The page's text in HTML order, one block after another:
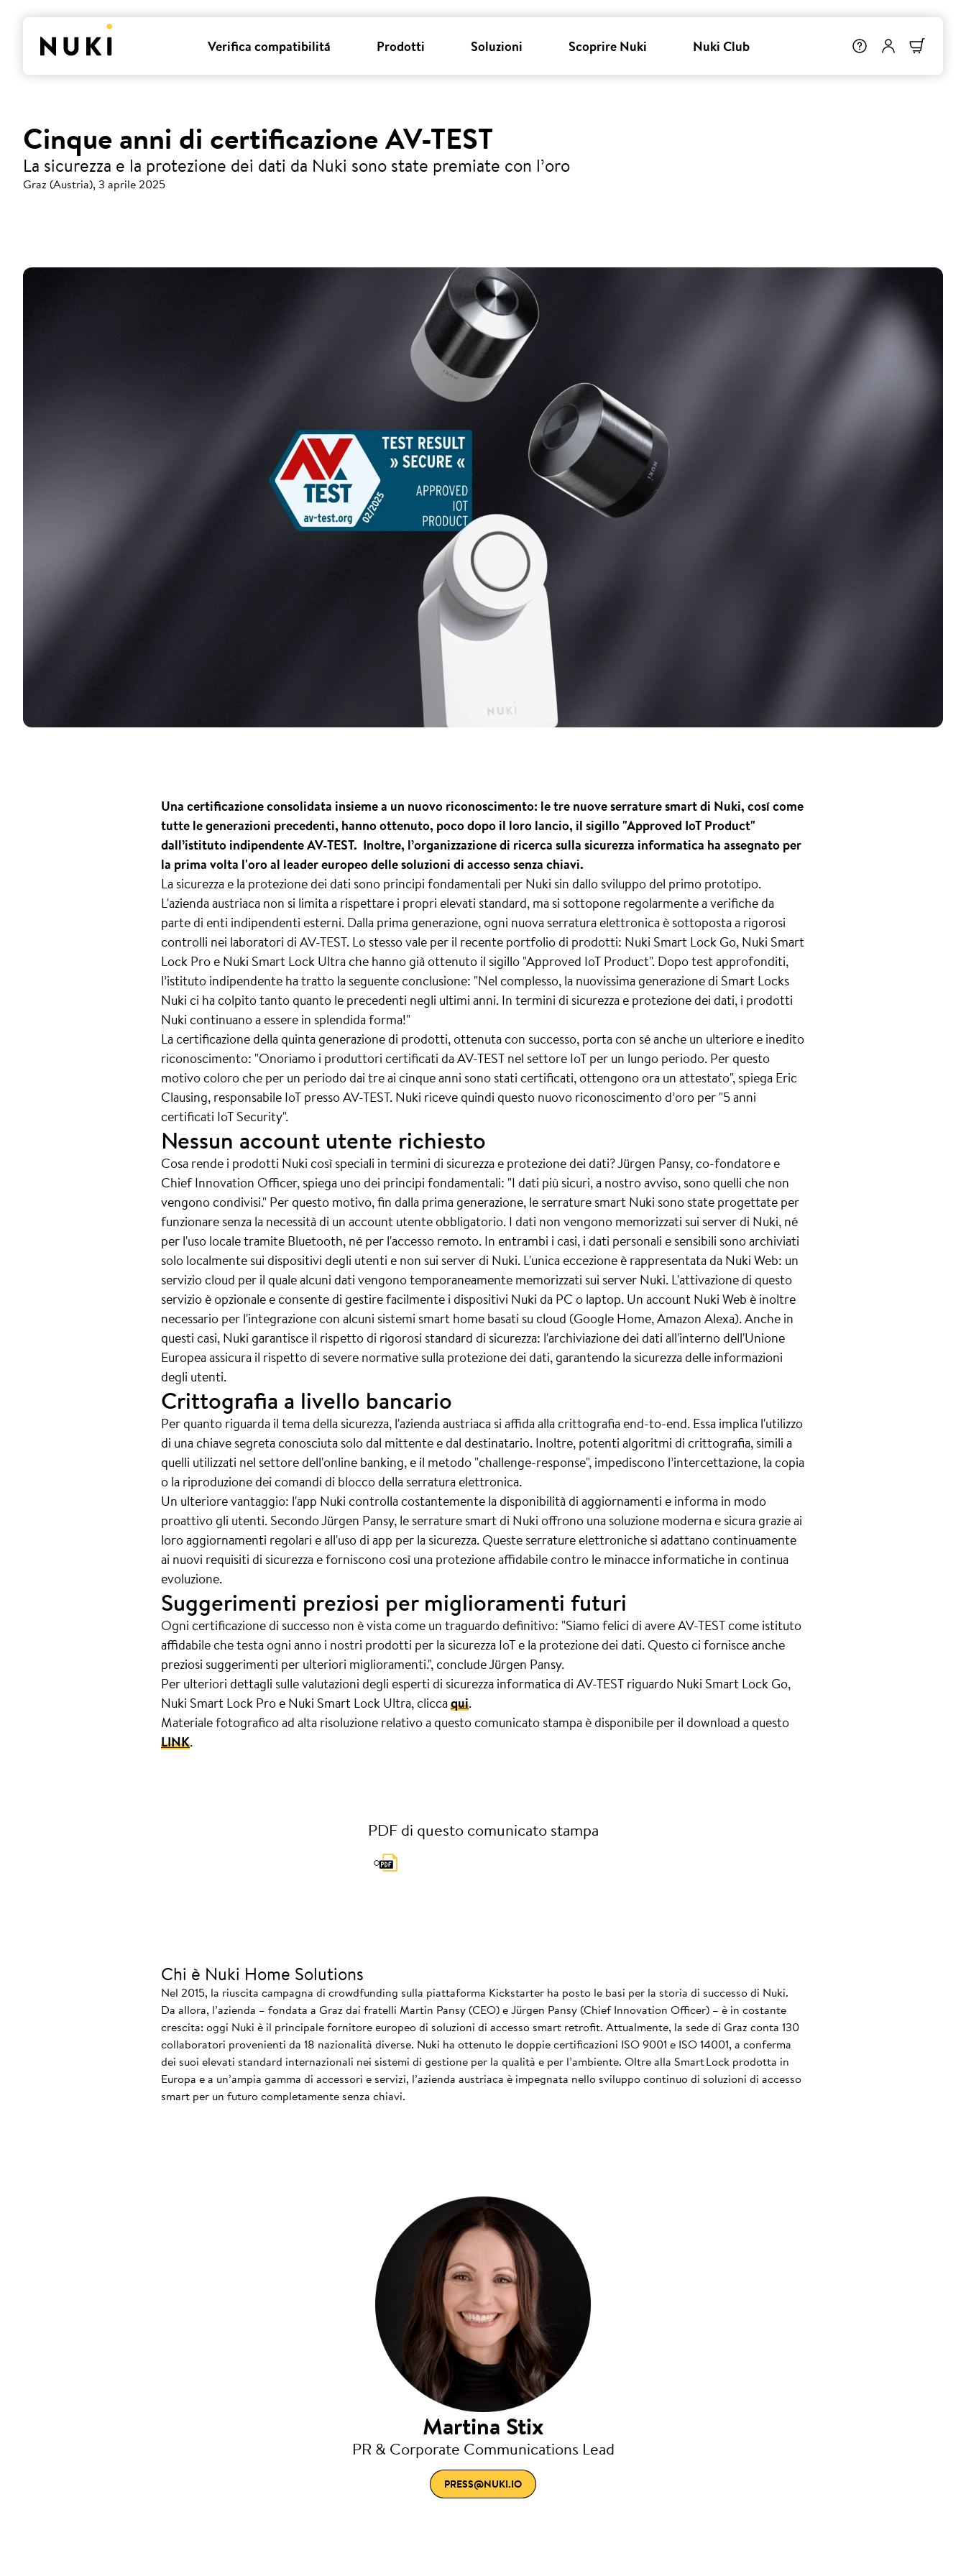
Verifica compatibilitá Prodotti Soluzioni Scoprire Nuki Nuki Club
Cinque anni di certificazione AV-TEST
La sicurezza e la protezione dei dati da Nuki sono state premiate con l’oro
Graz (Austria), 3 aprile 2025
Una certificazione consolidata insieme a un nuovo riconoscimento: le tre nuove serrature smart di Nuki, cosí come
tutte le generazioni precedenti, hanno ottenuto, poco dopo il loro lancio, il sigillo "Approved IoT Product"
dall’istituto indipendente AV-TEST. Inoltre, l’organizzazione di ricerca sulla sicurezza informatica ha assegnato per
la prima volta l'oro al leader europeo delle soluzioni di accesso senza chiavi.
La sicurezza e la protezione dei dati sono principi fondamentali per Nuki sin dallo sviluppo del primo prototipo.
L'azienda austriaca non si limita a rispettare i propri elevati standard, ma si sottopone regolarmente a verifiche da
parte di enti indipendenti esterni. Dalla prima generazione, ogni nuova serratura elettronica è sottoposta a rigorosi
controlli nei laboratori di AV-TEST. Lo stesso vale per il recente portfolio di prodotti: Nuki Smart Lock Go, Nuki Smart
Lock Pro e Nuki Smart Lock Ultra che hanno già ottenuto il sigillo "Approved IoT Product". Dopo test approfonditi,
l’istituto indipendente ha tratto la seguente conclusione: "Nel complesso, la nuovissima generazione di Smart Locks
Nuki ci ha colpito tanto quanto le precedenti negli ultimi anni. In termini di sicurezza e protezione dei dati, i prodotti
Nuki continuano a essere in splendida forma!"
La certificazione della quinta generazione di prodotti, ottenuta con successo, porta con sé anche un ulteriore e inedito
riconoscimento: "Onoriamo i produttori certificati da AV-TEST nel settore IoT per un lungo periodo. Per questo
motivo coloro che per un periodo dai tre ai cinque anni sono stati certificati, ottengono ora un attestato", spiega Eric
Clausing, responsabile IoT presso AV-TEST. Nuki riceve quindi questo nuovo riconoscimento d’oro per "5 anni
certificati IoT Security".
Nessun account utente richiesto
Cosa rende i prodotti Nuki così speciali in termini di sicurezza e protezione dei dati? Jürgen Pansy, co-fondatore e
Chief Innovation Officer, spiega uno dei principi fondamentali: "I dati più sicuri, a nostro avviso, sono quelli che non
vengono condivisi." Per questo motivo, fin dalla prima generazione, le serrature smart Nuki sono state progettate per
funzionare senza la necessità di un account utente obbligatorio. I dati non vengono memorizzati sui server di Nuki, né
per l'uso locale tramite Bluetooth, né per l'accesso remoto. In entrambi i casi, i dati personali e sensibili sono archiviati
solo localmente sui dispositivi degli utenti e non sui server di Nuki. L'unica eccezione è rappresentata da Nuki Web: un
servizio cloud per il quale alcuni dati vengono temporaneamente memorizzati sui server Nuki. L'attivazione di questo
servizio è opzionale e consente di gestire facilmente i dispositivi Nuki da PC o laptop. Un account Nuki Web è inoltre
necessario per l'integrazione con alcuni sistemi smart home basati su cloud (Google Home, Amazon Alexa). Anche in
questi casi, Nuki garantisce il rispetto di rigorosi standard di sicurezza: l'archiviazione dei dati all'interno dell'Unione
Europea assicura il rispetto di severe normative sulla protezione dei dati, garantendo la sicurezza delle informazioni
degli utenti.
Crittografia a livello bancario
Per quanto riguarda il tema della sicurezza, l'azienda austriaca si affida alla crittografia end-to-end. Essa implica l'utilizzo
di una chiave segreta conosciuta solo dal mittente e dal destinatario. Inoltre, potenti algoritmi di crittografia, simili a
quelli utilizzati nel settore dell'online banking, e il metodo "challenge-response", impediscono l’intercettazione, la copia
o la riproduzione dei comandi di blocco della serratura elettronica.
Un ulteriore vantaggio: l'app Nuki controlla costantemente la disponibilità di aggiornamenti e informa in modo
proattivo gli utenti. Secondo Jürgen Pansy, le serrature smart di Nuki offrono una soluzione moderna e sicura grazie ai
loro aggiornamenti regolari e all'uso di app per la sicurezza. Queste serrature elettroniche si adattano continuamente
ai nuovi requisiti di sicurezza e forniscono così una protezione affidabile contro le minacce informatiche in continua
evoluzione.
Suggerimenti preziosi per miglioramenti futuri
Ogni certificazione di successo non è vista come un traguardo definitivo: "Siamo felici di avere AV-TEST come istituto
affidabile che testa ogni anno i nostri prodotti per la sicurezza IoT e la protezione dei dati. Questo ci fornisce anche
preziosi suggerimenti per ulteriori miglioramenti.", conclude Jürgen Pansy.
Per ulteriori dettagli sulle valutazioni degli esperti di sicurezza informatica di AV-TEST riguardo Nuki Smart Lock Go,
Nuki Smart Lock Pro e Nuki Smart Lock Ultra, cliccaqui.
Materiale fotografico ad alta risoluzione relativo a questo comunicato stampa è disponibile per il download a questo
LINK.
PDF di questo comunicato stampa
Chi è Nuki Home Solutions
Nel 2015, la riuscita campagna di crowdfunding sulla piattaforma Kickstarter ha posto le basi per la storia di successo di Nuki.
Da allora, l’azienda – fondata a Graz dai fratelli Martin Pansy (CEO) e Jürgen Pansy (Chief Innovation Officer) – è in costante
crescita: oggi Nuki è il principale fornitore europeo di soluzioni di accesso smart retrofit. Attualmente, la sede di Graz conta 130
collaboratori provenienti da 18 nazionalità diverse. Nuki ha ottenuto le doppie certificazioni ISO 9001 e ISO 14001, a conferma
dei suoi elevati standard internazionali nei sistemi di gestione per la qualità e per l’ambiente. Oltre alla Smart Lock prodotta in
Europa e a un’ampia gamma di accessori e servizi, l’azienda austriaca è impegnata nello sviluppo continuo di soluzioni di accesso
smart per un futuro completamente senza chiavi.
Martina Stix
PR & Corporate Communications Lead
PRESS@NUKI.IO